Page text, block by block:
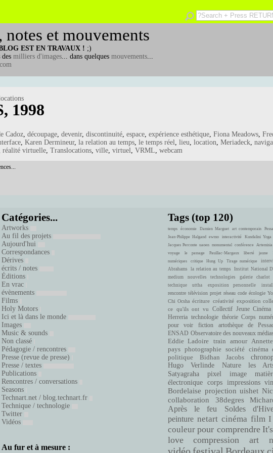
notes et mouvements
EST EN TRAVAUX ! ;)
des milliers d'images... dans quelques mouvements...
1998
Cadoz, découpage, devenir, discontinuité, espace, expérience esthétique, Fiona Meadows,
, Karen Dermineur, la relation au temps, le temps réel, lieu, location, Meriadeck,
réalité virtuelle, Translocations, ville, virtuel, VRML, webcam
Catégories...
Artworks
Au fil des projets
Aujourd'hui
Correspondances
Dérives
écrits / notes
Éditions
En vrac
évènements
Films
Holy Motors
Ici et là dans le monde
Images
Music & sounds
Non classé
Pédagogie / rencontres
Presse (revue de presse)
Presse / textes
Publications
Rencontres / conversations
Seasons
Technart.net / blog.technart.fr
Technique / technologie
Twitter
Vidéos
Au fur et à mesure :
Tags (top 120)
temps économie Damien Marguet art contemporain
Jean-Philippe Halgand
ewmo interactivité Kundalini Yoga
Jacques Perconte uaoen monumental conférence
voyage
le passage Pauillac-Margaux liberté jaune
numériques
critique Hung Up Tirage numérique
Abrahams
la relation au temps
Institut National
medium
nouvelles technologies galerie charlot
technique
uttha exposition personnelle
rencontre télévision projet réseau code écologie
Chi Ocsha écriture créativité exposition
ce qu'ils ont vu
Collectif Jeune Cinéma
Herreria technologie théorie Corps
pour voir fiction artothèque de
ENSAD Observatoire des nouveaux médias
Eddie Ladoire
train amour
pays photographie société cinéma
politique
Bidhan Jacobs
Hugo Verlinde
Nature
les
Satyagraha
pixel image
électronique corps impressions
Bordelaise projection uishet
collaboration
38degres
Après le feu
Soldes
peinture netart cinéma film I
couleur pour comprendre
love
compression art